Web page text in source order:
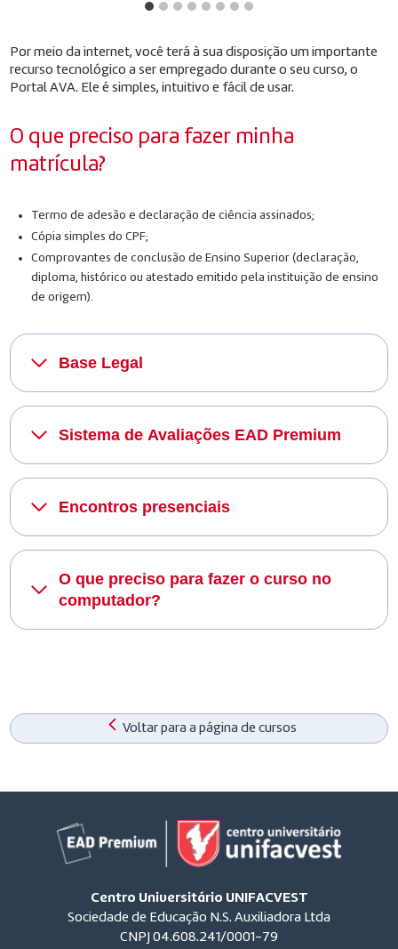
Por meio da internet, você terá à sua disposição um importante
recurso tecnológico a ser empregado durante o seu curso, o
Portal AVA. Ele é simples, intuitivo e fácil de usar.
O que preciso para fazer minha
matrícula?
Termo de adesão e declaração de ciência assinados;
Cópia simples do CPF;
Comprovantes de conclusão de Ensino Superior (declaração,
diploma, histórico ou atestado emitido pela instituição de ensino
de origem).
Base Legal
Sistema de Avaliações EAD Premium
Encontros presenciais
O que preciso para fazer o curso no
computador?
Voltar para a página de cursos
Centro Universitário UNIFACVEST
Sociedade de Educação N.S. Auxiliadora Ltda
CNPJ 04.608.241/0001-79